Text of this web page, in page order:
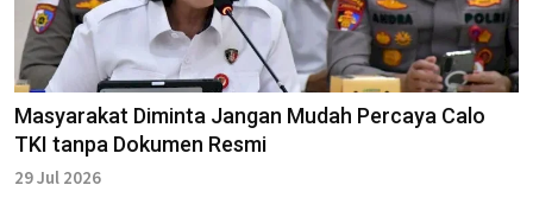
Masyarakat Diminta Jangan Mudah Percaya Calo
TKI tanpa Dokumen Resmi
29 Jul 2026